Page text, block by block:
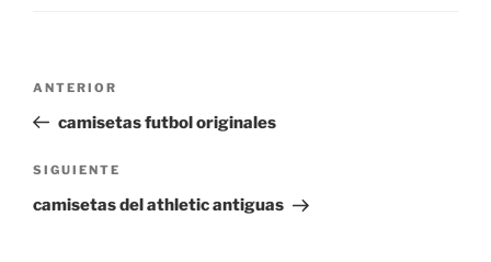
entradas
Entrada
anterior:
ANTERIOR
camisetas futbol originales
Siguiente
entrada
SIGUIENTE
camisetas del athletic antiguas